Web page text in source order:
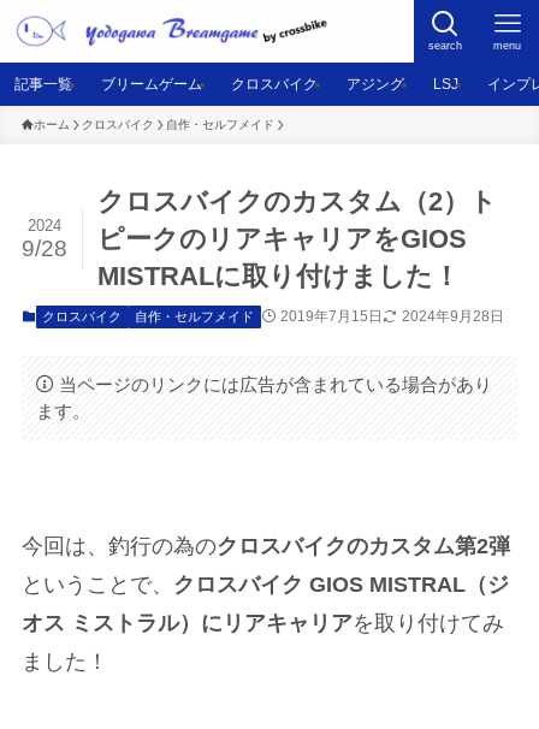
search menu
記事一覧 ブリームゲーム クロスバイク アジング LSJ インプ
ホーム クロスバイク 自作・セルフメイド
クロスバイクのカスタム（2）ト
ピークのリアキャリアをGIOS
MISTRALに取り付けました！
2024
9/28
クロスバイク 自作・セルフメイド 2019年7月15日 2024年9月28日
当ページのリンクには広告が含まれている場合があり
ます。
今回は、釣行の為のクロスバイクのカスタム第2弾
ということで、 クロスバイク GIOS MISTRAL（ジ
オス ミストラル）にリアキャリアを取り付けてみ
ました！